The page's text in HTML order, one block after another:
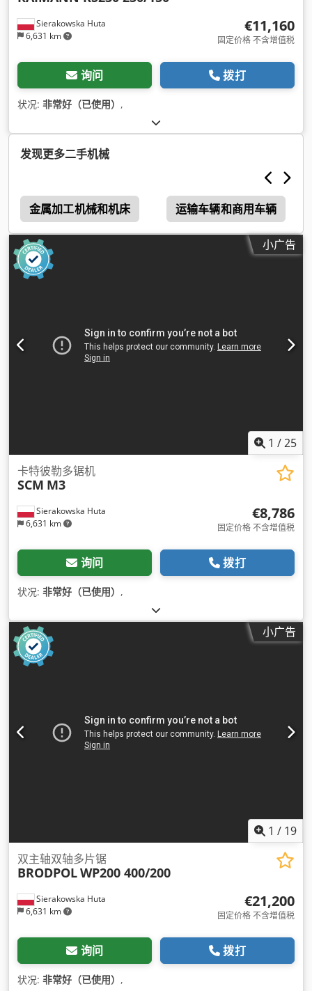
Sierakowska Huta
6,631 km
€11,160
固定价格 不含增值税
询问 拨打
状况: 非常好（已使用） ,
发现更多二手机械
金属加工机械和机床 运输车辆和商用车辆
小广告
1 /25
Sierakowska Huta
6,631 km
卡特彼勒多锯机
SCM M3
€8,786
固定价格 不含增值税
询问 拨打
状况: 非常好（已使用） ,
小广告
1 / 19
Sierakowska Huta
6,631 km
双主轴双轴多片锯
BRODPOLWP200 400/200
€21,200
固定价格 不含增值税
询问 拨打
状况: 非常好（已使用） ,